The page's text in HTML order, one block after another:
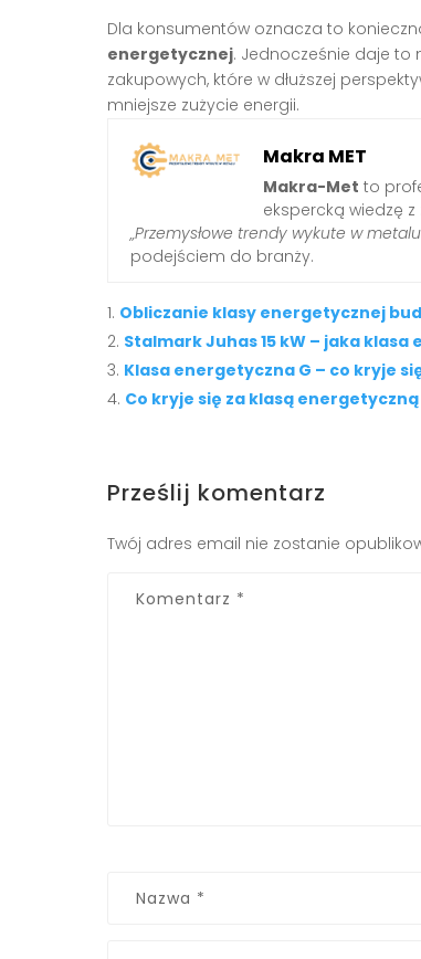
Dla konsumentów oznacza to
energetycznej. Jednocześnie daje
zakupowych, które w dłuższej
mniejsze zużycie energii.
Makra MET
Makra-Met to
ekspercką wiedzę
„Przemysłowe trendy wykute w
podejściem do branży.
Obliczanie klasy energetycznej
Stalmark Juhas 15 kW – jaka
Klasa energetyczna G – co kryje
Co kryje się za klasą
Prześlij komentarz
Twój adres email nie zostanie